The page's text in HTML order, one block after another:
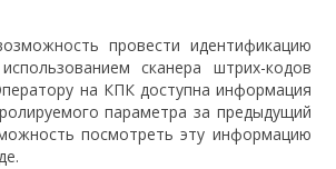
провести идентификацию
сканера штрих-кодов
на КПК доступна информация
параметра за предыдущий
посмотреть эту информацию